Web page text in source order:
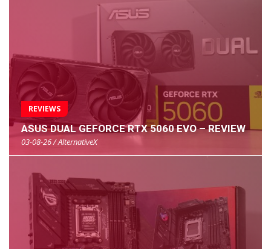
REVIEWS
ASUS DUAL GEFORCE RTX 5060 EVO – REVIEW
03-08-26 / AlternativeX